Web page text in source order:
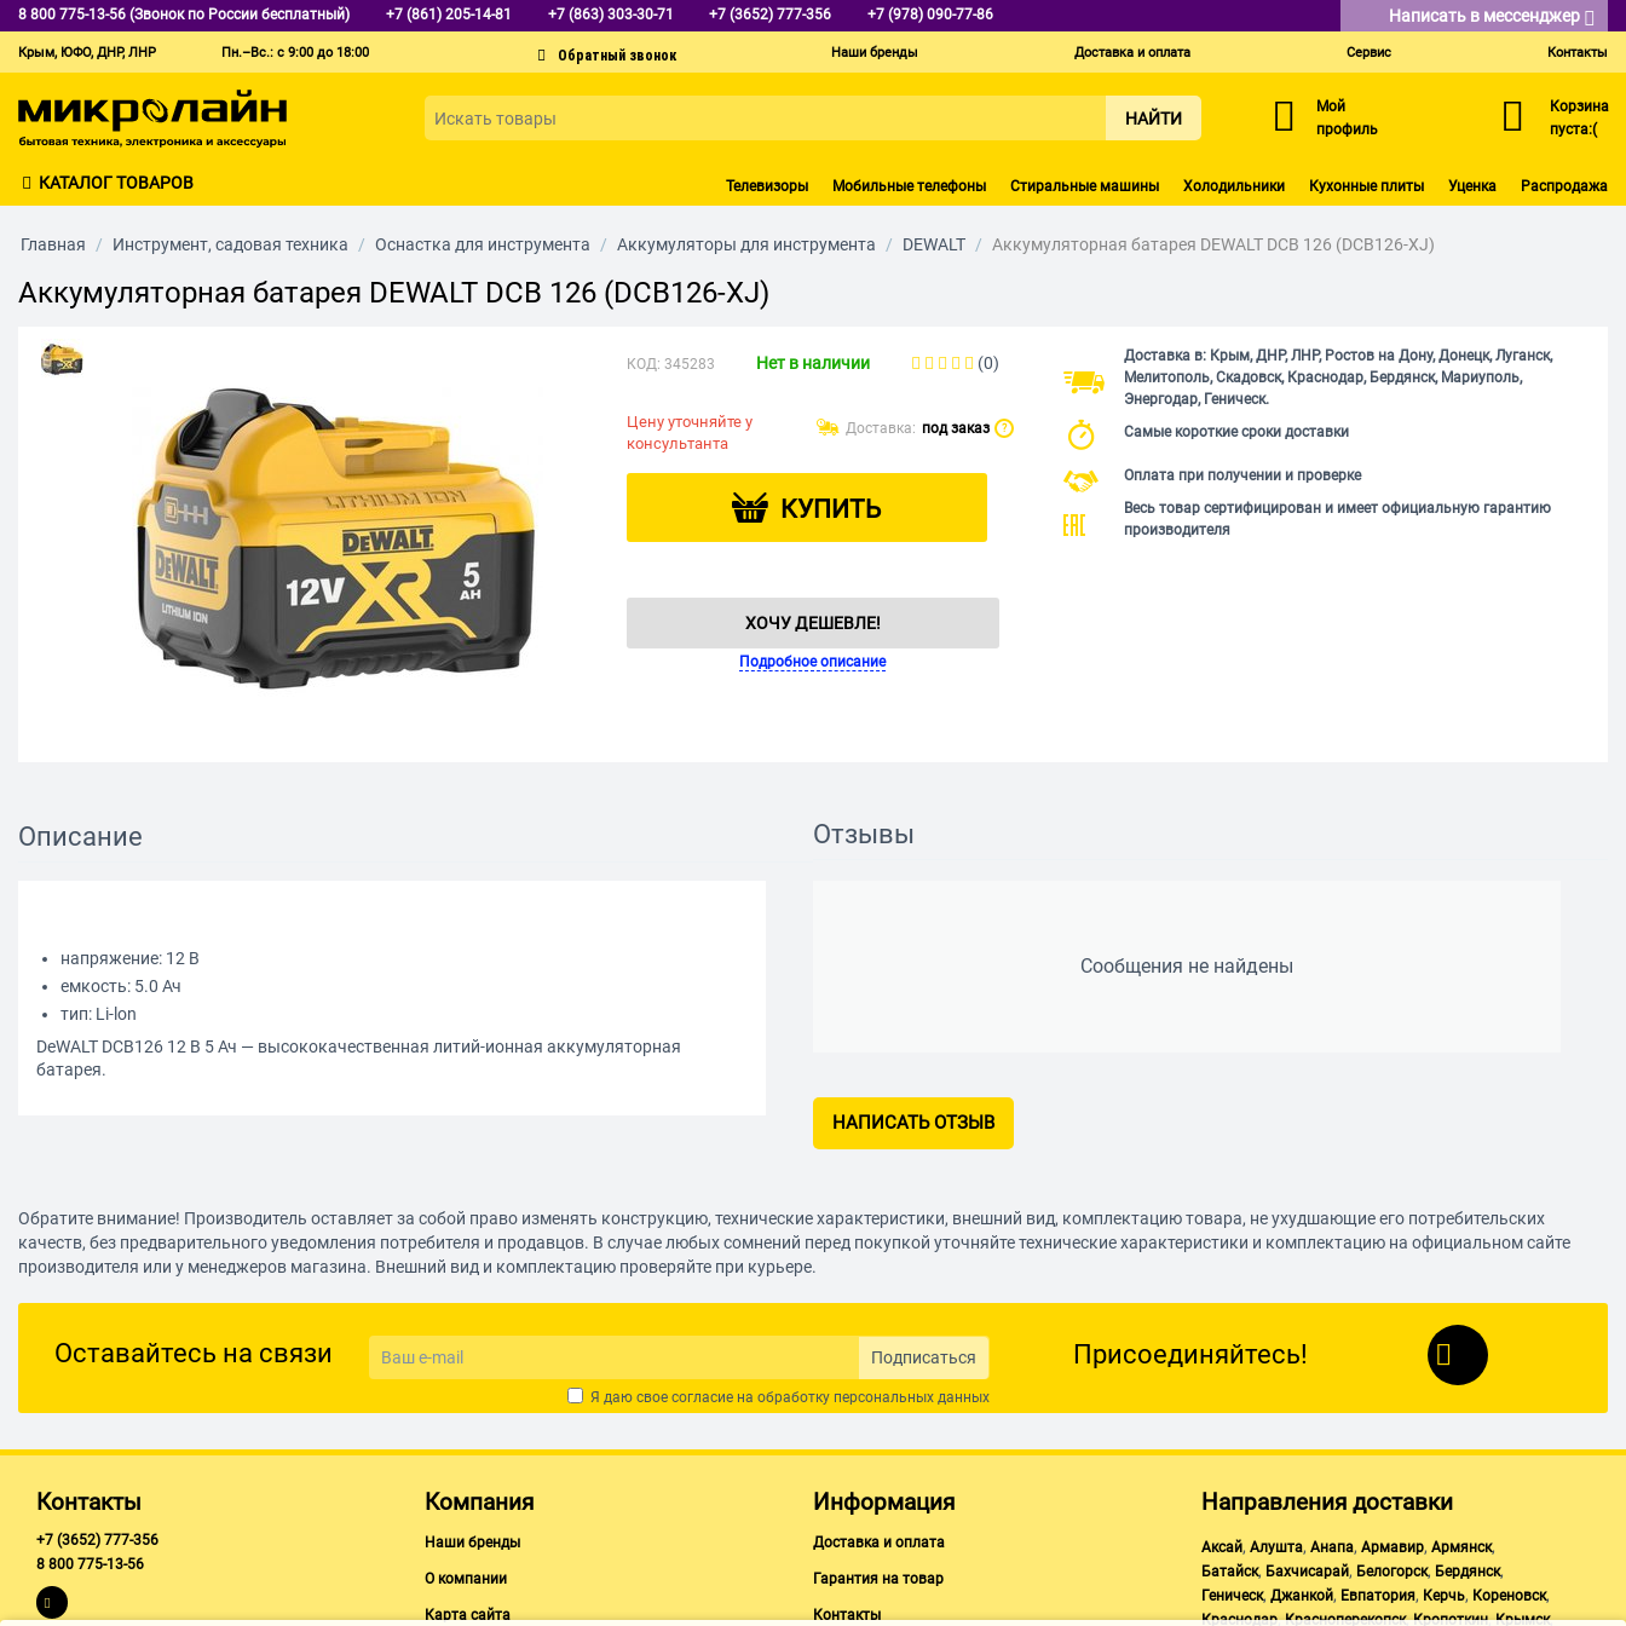
8 800 775-13-56 (Звонок по России бесплатный) +7 (861) 205-14-81 +7 (863) 303-30-71 +7 (3652) 777-356 +7 (978) 090-77-86 Написать в мессенджер
Крым, ЮФО, ДНР, ЛНР Пн.–Вс.: с 9:00 до 18:00 Наши бренды Доставка и оплата Сервис Контакты
НАЙТИ
Мой
профиль
Корзина
пуста:(
КАТАЛОГ ТОВАРОВ Телевизоры Мобильные телефоны Стиральные машины Холодильники Кухонные плиты Уценка Распродажа
Главная / Инструмент, садовая техника / Оснастка для инструмента / Аккумуляторы для инструмента / DEWALT / Аккумуляторная батарея DEWALT DCB 126 (DCB126-XJ)
Аккумуляторная батарея DEWALT DCB 126 (DCB126-XJ)
КОД: 345283 Нет в наличии (0)
Цену уточняйте у
консультанта
Доставка: под заказ ?
КУПИТЬ
ХОЧУ ДЕШЕВЛЕ!
Подробное описание
Доставка в: Крым, ДНР, ЛНР, Ростов на Дону, Донецк, Луганск,
Мелитополь, Скадовск, Краснодар, Бердянск, Мариуполь,
Энергодар, Геническ.
Самые короткие сроки доставки
Оплата при получении и проверке
Весь товар сертифицирован и имеет официальную гарантию
производителя
Описание
напряжение: 12 В
емкость: 5.0 Ач
тип: Li-lon
DeWALT DCB126 12 В 5 Ач — высококачественная литий-ионная аккумуляторная
батарея.
Отзывы
Сообщения не найдены
НАПИСАТЬ ОТЗЫВ
Обратите внимание! Производитель оставляет за собой право изменять конструкцию, технические характеристики, внешний вид, комплектацию товара, не ухудшающие его потребительских
качеств, без предварительного уведомления потребителя и продавцов. В случае любых сомнений перед покупкой уточняйте технические характеристики и комплектацию на официальном сайте
производителя или у менеджеров магазина. Внешний вид и комплектацию проверяйте при курьере.
Оставайтесь на связи Подписаться
Я даю свое согласие на обработку персональных данных
Присоединяйтесь!
Контакты
+7 (3652) 777-356
8 800 775-13-56
Компания
Наши бренды
О компании
Карта сайта
Информация
Доставка и оплата
Гарантия на товар
Контакты
Направления доставки
Аксай, Алушта, Анапа, Армавир, Армянск,
Батайск, Бахчисарай, Белогорск, Бердянск,
Геническ, Джанкой, Евпатория, Керчь, Кореновск,
Краснодар,Красноперекопск,Кропоткин,Крымск,